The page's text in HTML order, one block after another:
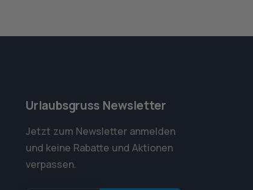
Urlaubsgruss Newsletter
Jetzt zum Newsletter anmelden
und keine Rabatte und Aktionen
verpassen.